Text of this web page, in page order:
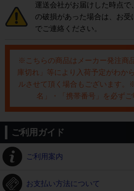
運送会社がお届けした時点
の破損があった場合は、お受
でご連絡ください。
※こちらの商品はメーカー発注商
庫切れ」等により入荷予定がわか
ルさせて頂く場合もございます。
名」・「携帯番号」を必ずご
ご利用ガイド
ご利用案内
お支払い方法について